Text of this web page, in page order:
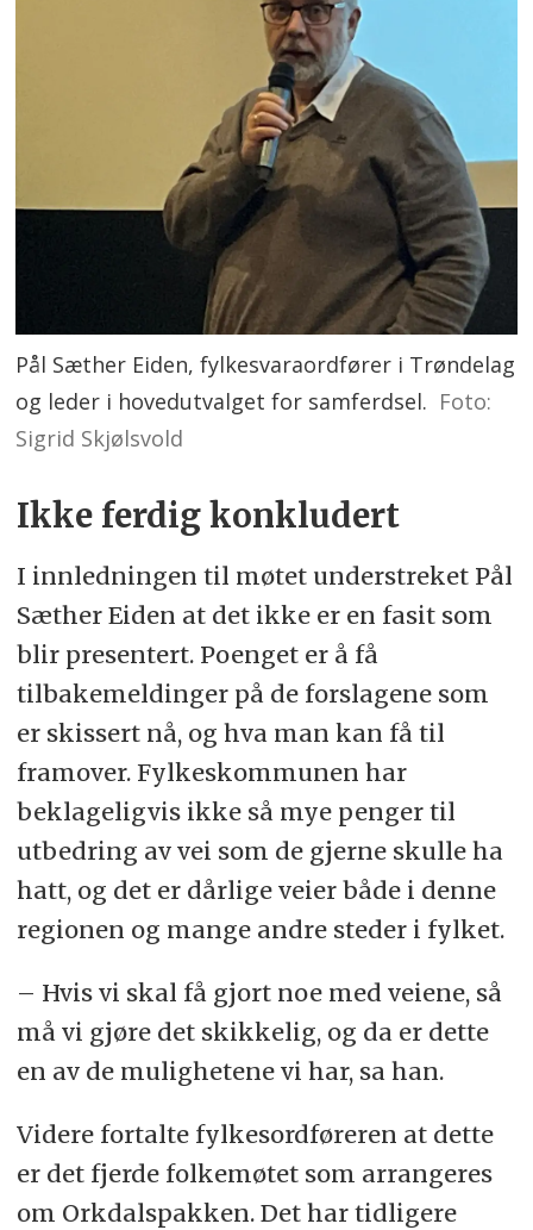
Pål Sæther Eiden, fylkesvaraordfører i Trøndelag
og leder i hovedutvalget for samferdsel. Foto:
Sigrid Skjølsvold
Ikke ferdig konkludert
I innledningen til møtet understreket Pål
Sæther Eiden at det ikke er en fasit som
blir presentert. Poenget er å få
tilbakemeldinger på de forslagene som
er skissert nå, og hva man kan få til
framover. Fylkeskommunen har
beklageligvis ikke så mye penger til
utbedring av vei som de gjerne skulle ha
hatt, og det er dårlige veier både i denne
regionen og mange andre steder i fylket.
– Hvis vi skal få gjort noe med veiene, så
må vi gjøre det skikkelig, og da er dette
en av de mulighetene vi har, sa han.
Videre fortalte fylkesordføreren at dette
er det fjerde folkemøtet som arrangeres
om Orkdalspakken. Det har tidligere